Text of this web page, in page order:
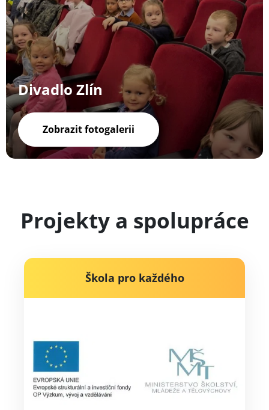
Divadlo Zlín
Zobrazit fotogalerii
Projekty a spolupráce
Škola pro každého